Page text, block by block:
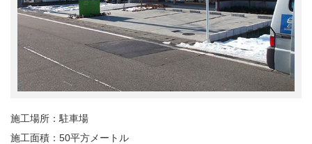
施工場所：駐車場
施工面積：50平方メートル